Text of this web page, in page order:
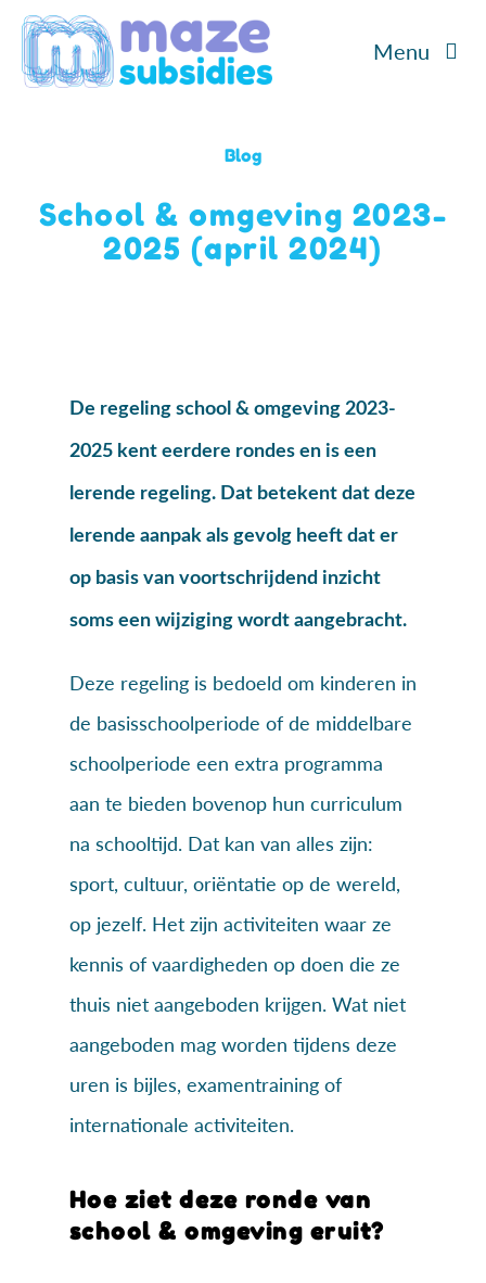
naar
Menu
Cases
Contact
Blog
School & omgeving 2023-
2025 (april 2024)
De regeling school & omgeving 2023-
2025 kent eerdere rondes en is een
lerende regeling. Dat betekent dat deze
lerende aanpak als gevolg heeft dat er
op basis van voortschrijdend inzicht
soms een wijziging wordt aangebracht.
Deze regeling is bedoeld om kinderen in
de basisschoolperiode of de middelbare
schoolperiode een extra programma
aan te bieden bovenop hun curriculum
na schooltijd. Dat kan van alles zijn:
sport, cultuur, oriëntatie op de wereld,
op jezelf. Het zijn activiteiten waar ze
kennis of vaardigheden op doen die ze
thuis niet aangeboden krijgen. Wat niet
aangeboden mag worden tijdens deze
uren is bijles, examentraining of
internationale activiteiten.
Hoe ziet deze ronde van
school & omgeving eruit?